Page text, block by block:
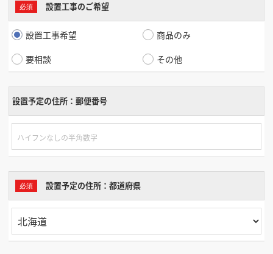
設置工事のご希望
設置工事希望
商品のみ
要相談
その他
設置予定の住所：郵便番号
設置予定の住所：都道府県